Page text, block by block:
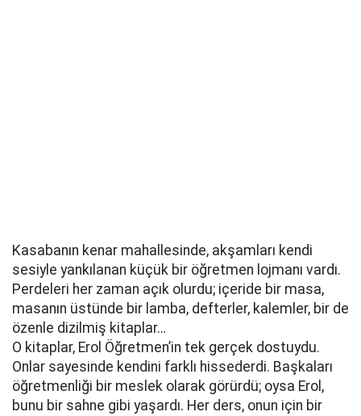
Kasabanın kenar mahallesinde, akşamları kendi
sesiyle yankılanan küçük bir öğretmen lojmanı vardı.
Perdeleri her zaman açık olurdu; içeride bir masa,
masanın üstünde bir lamba, defterler, kalemler, bir de
özenle dizilmiş kitaplar…
O kitaplar, Erol Öğretmen’in tek gerçek dostuydu.
Onlar sayesinde kendini farklı hissederdi. Başkaları
öğretmenliği bir meslek olarak görürdü; oysa Erol,
bunu bir sahne gibi yaşardı. Her ders, onun için bir